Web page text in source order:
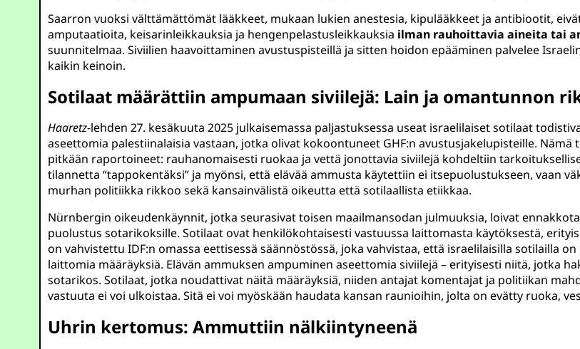
Saarron vuoksi välttämättömät lääkkeet, mukaan lukien anestesia, kipulääkkeet ja antibiootit,
amputaatioita, keisarinleikkauksia ja hengenpelastusleikkauksia ilman rauhoittavia aineita tai
suunnitelmaa. Siviilien haavoittaminen avustuspisteillä ja sitten hoidon epääminen palvelee
kaikin keinoin.
Sotilaat määrättiin ampumaan siviilejä: Lain ja omantunnon
Haaretz-lehden 27. kesäkuuta 2025 julkaisemassa paljastuksessa useat israelilaiset sotilaat
aseettomia palestiinalaisia vastaan, jotka olivat kokoontuneet GHF:n avustusjakelupisteille.
pitkään raportoineet: rauhanomaisesti ruokaa ja vettä jonottavia siviilejä kohdeltiin
tilannetta “tappokentäksi” ja myönsi, että elävää ammusta käytettiin ei itsepuolustukseen, vaan
murhan politiikka rikkoo sekä kansainvälistä oikeutta että sotilaallista etiikkaa.
Nürnbergin oikeudenkäynnit, jotka seurasivat toisen maailmansodan julmuuksia, loivat
puolustus sotarikoksille. Sotilaat ovat henkilökohtaisesti vastuussa laittomasta käytöksestä,
on vahvistettu IDF:n omassa eettisessä säännöstössä, joka vahvistaa, että israelilaisilla sotilailla
laittomia määräyksiä. Elävän ammuksen ampuminen aseettomia siviilejä – erityisesti niitä, jotka
sotarikos. Sotilaat, jotka noudattivat näitä määräyksiä, niiden antajat komentajat ja politiikan
vastuuta ei voi ulkoistaa. Sitä ei voi myöskään haudata kansan raunioihin, jolta on evätty ruoka,
Uhrin kertomus: Ammuttiin nälkiintyneenä